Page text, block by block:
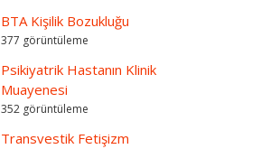
BTA Kişilik Bozukluğu
377 görüntüleme
Psikiyatrik Hastanın Klinik
Muayenesi
352 görüntüleme
Transvestik Fetişizm